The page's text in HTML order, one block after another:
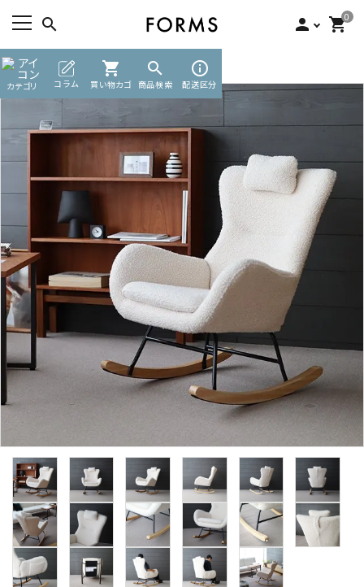
search person 0
shopping_cart
カテゴリ コラム
shopping_cart
買い物カゴ
search
商品検索
info_outline
配送区分
ACCOUNT MENU
ようこそ ゲスト 様
meeting_room ログイン person 新規会員登録
カテゴリーから探す
素材から選ぶ
インフォメーション
TOP パーソナルチェア